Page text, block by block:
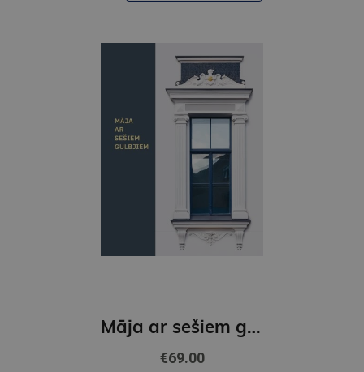
Māja ar sešiem gulbjiem
€69.00